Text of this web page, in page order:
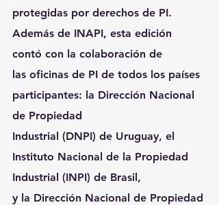
protegidas por derechos de PI.
Además de INAPI, esta edición
contó con la colaboración de
las oficinas de PI de todos los países
participantes: la Dirección Nacional
de Propiedad
Industrial (DNPI) de Uruguay, el
Instituto Nacional de la Propiedad
Industrial (INPI) de Brasil,
y la Dirección Nacional de Propiedad